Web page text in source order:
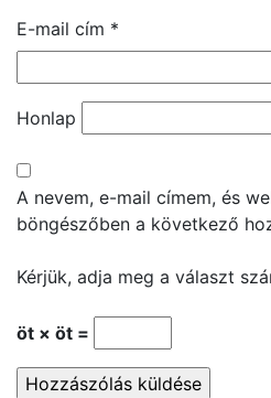
E-mail cím *
Honlap
A nevem, e-mail címem, és
böngészőben a következő
Kérjük, adja meg a választ
öt × öt =